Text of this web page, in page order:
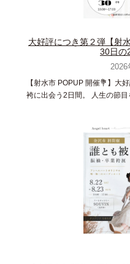
大好評につき第２弾【射
30日の
2026
【射水市 POPUP 開催💐】大
袴に出会う2日間。 人生の節